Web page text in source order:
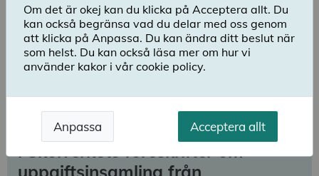
Det offentliga remissförfarandet innebär att
myndigheter och organisationer får betänkanden och
andra förslag för yttrande. Det utgör en viktig del i
den svenska politiska beslutsprocessen.
Förslag till föreskrifter om ändring
i Skolverkets föreskrifter om
uppgiftsinsamling från
Om det är okej kan du klicka på Acceptera allt. Du
kan också begränsa vad du delar med oss genom
att klicka på Anpassa. Du kan ändra ditt beslut när
som helst. Du kan också läsa mer om hur vi
använder kakor i vår cookie policy.
Anpassa Acceptera allt